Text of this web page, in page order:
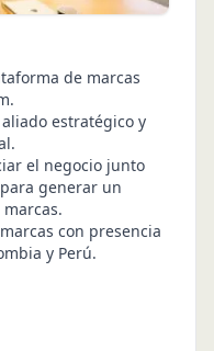
de marcas
estratégico y
el negocio junto
generar un
con presencia
y Perú.